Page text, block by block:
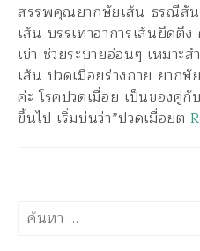
สรรพคุณยากษัยเส้น ธรณีสัน
เส้น บรรเทาอาการเส้นยึดตึ
เข่า ช่วยระบายอ่อนๆ เหมาะ
เส้น ปวดเมื่อยร่างกาย ยาก
ค่ะ โรคปวดเมื่อย เป็นของคู่
ขึ้นไป เริ่มบ่นว่า”ปวดเมื่อยต
ค้นหา